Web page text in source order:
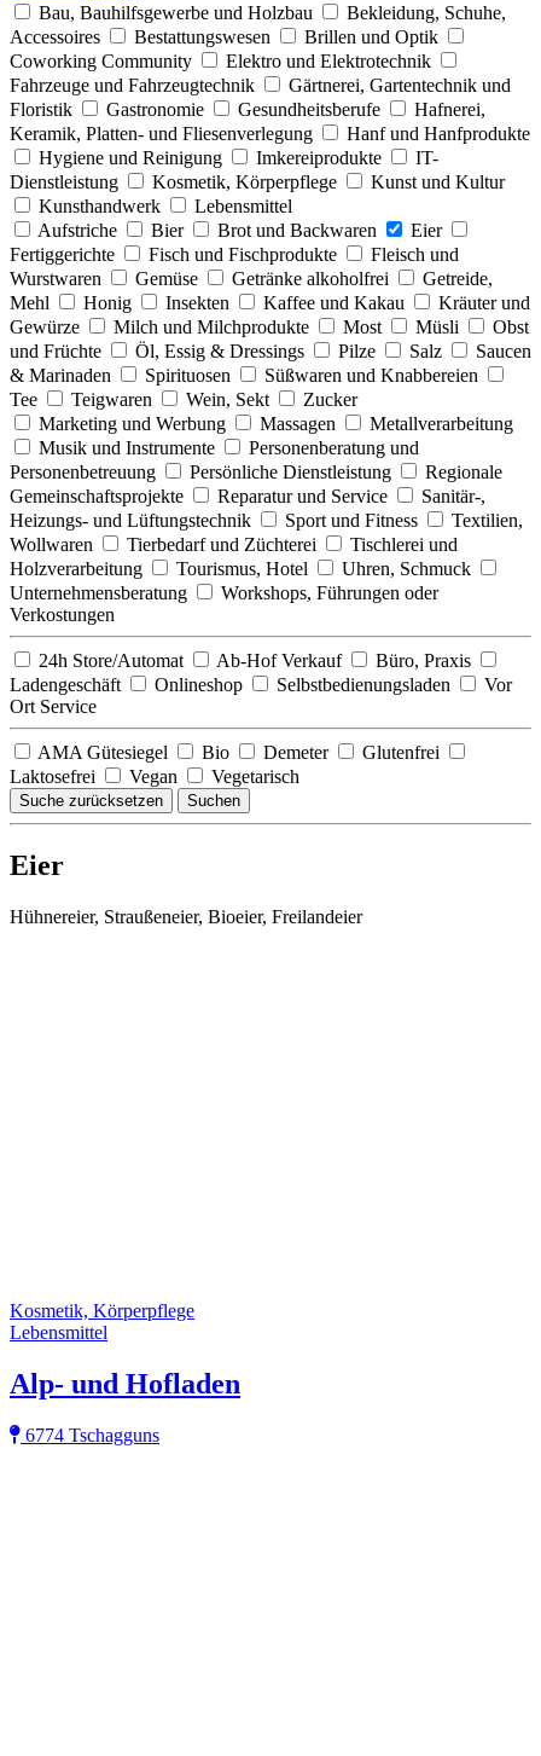
Bau, Bauhilfsgewerbe und Holzbau
Bekleidung, Schuhe,
Accessoires
Bestattungswesen
Brillen und Optik
Coworking Community
Elektro und Elektrotechnik
Fahrzeuge und Fahrzeugtechnik
Gärtnerei, Gartentechnik und
Floristik
Gastronomie Gesundheitsberufe
Hafnerei,
Keramik, Platten- und Fliesenverlegung
Hanf und Hanfprodukte
Hygiene und Reinigung
Imkereiprodukte
IT-
Dienstleistung
Kosmetik, Körperpflege
Kunst und Kultur
Kunsthandwerk
Lebensmittel
Aufstriche
Bier Brot und Backwaren
Eier
Fertiggerichte
Fisch und Fischprodukte
Fleisch und
Wurstwaren
Gemüse Getränke alkoholfrei
Getreide,
Mehl
Honig Insekten Kaffee und Kakau
Kräuter und
Gewürze
Milch und Milchprodukte Most Müsli
Obst
und Früchte
Öl, Essig & Dressings Pilze Salz
Saucen
& Marinaden
Spirituosen
Süßwaren und Knabbereien
Tee
Teigwaren Wein, Sekt
Zucker
Marketing und Werbung
Massagen
Metallverarbeitung
Musik und Instrumente
Personenberatung und
Personenbetreuung
Persönliche Dienstleistung
Regionale
Gemeinschaftsprojekte
Reparatur und Service
Sanitär-,
Heizungs- und Lüftungstechnik
Sport und Fitness
Textilien,
Wollwaren
Tierbedarf und Züchterei
Tischlerei und
Holzverarbeitung
Tourismus, Hotel
Uhren, Schmuck
Unternehmensberatung
Workshops, Führungen oder
Verkostungen
24h Store/Automat Ab-Hof Verkauf
Büro, Praxis
Ladengeschäft
Onlineshop Selbstbedienungsladen
Vor
Ort Service
AMA Gütesiegel Bio Demeter
Glutenfrei
Laktosefrei
Vegan Vegetarisch
Suche zurücksetzen Suchen
Eier
Hühnereier, Straußeneier, Bioeier, Freilandeier
Kosmetik, Körperpflege
Lebensmittel
Alp- und Hofladen
6774 Tschagguns